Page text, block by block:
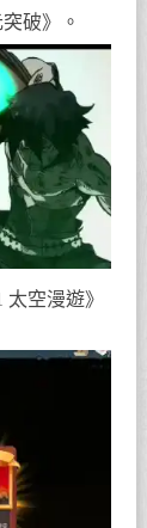
破》。
空漫遊》